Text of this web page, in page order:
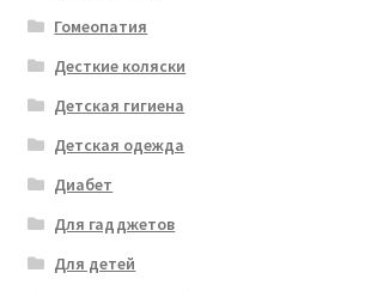
Гомеопатия
Десткие коляски
Детская гигиена
Детская одежда
Диабет
Для гадджетов
Для детей